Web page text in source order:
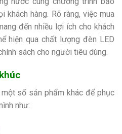
khách hàng. Rõ ràng, việc mua
đến nhiều lợi ích cho khách
hiện qua chất lượng đèn LED
sách cho người tiêu dùng.
số sản phẩm khác để phục
như: